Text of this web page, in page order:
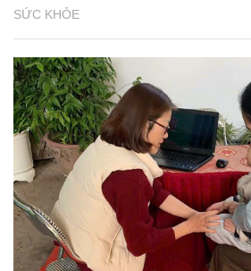
SỨC KHỎE